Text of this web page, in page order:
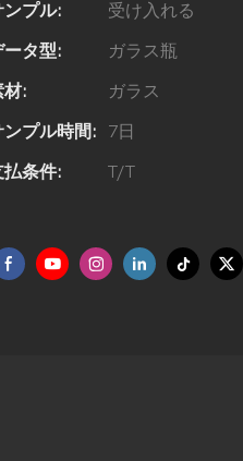
ンプル: 受け入れる
ータ型: ガラス瓶
材: ガラス
ンプル時間: 7日
払条件: T/T